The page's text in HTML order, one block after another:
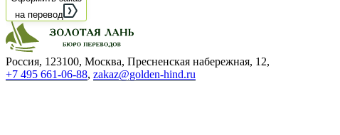
на перевод
Россия, 123100, Москва, Пресненская набережная, 12,
+7 495 661-06-88, zakaz@golden-hind.ru